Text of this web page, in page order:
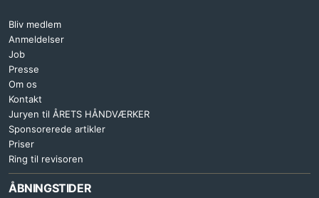
Bliv medlem
Anmeldelser
Job
Presse
Om os
Kontakt
Juryen til ÅRETS HÅNDVÆRKER
Sponsorerede artikler
Priser
Ring til revisoren
ÅBNINGSTIDER